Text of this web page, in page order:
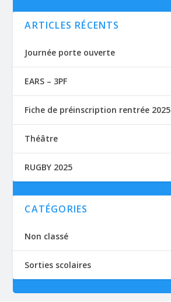
ARTICLES RÉCENTS
Journée porte ouverte
EARS – 3PF
Fiche de préinscription rentrée 2025
Théâtre
RUGBY 2025
CATÉGORIES
Non classé
Sorties scolaires